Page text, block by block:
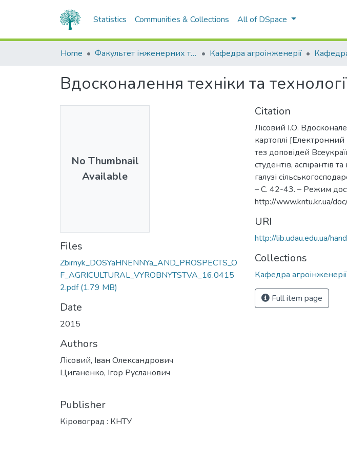
Statistics Communities & Collections All of DSpace
Home Факультет інженерних технологій та професійної освіти Кафедра агроінженерії
Вдосконалення техніки та
No Thumbnail
Available
Files
Zbirnyk_DOSYaHNENNYa_AND_PROSPECTS_O
F_AGRICULTURAL_VYROBNYTSTVA_16.0415
2.pdf (1.79 MB)
Date
2015
Authors
Лісовий, Іван Олександрович
Циганенко, Ігор Русланович
Publisher
Кіровоград : КНТУ
Citation
Лісовий І.О.
картоплі
тез доповідей
студентів, аспірантів
галузі
– С. 42-43. – Режим
http://www.kntu.kr.ua/
URI
http://lib.udau.edu.ua/
Collections
Кафедра агроінженерії
Full item page